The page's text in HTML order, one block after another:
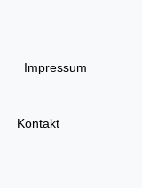
Impressum
Kontakt